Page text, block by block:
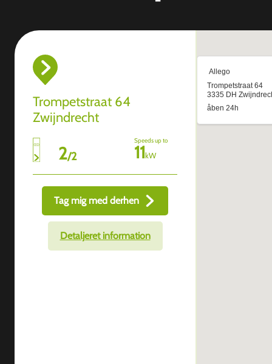
Trompetstraat 64
Zwijndrecht
2/2
Speeds up to
11kW
Tag mig med derhen
Detaljeret information